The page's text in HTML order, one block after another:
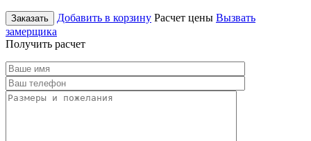
Заказать Добавить в корзину Расчет цены Вызвать
замерщика
Получить расчет